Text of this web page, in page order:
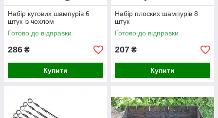
Набір кутових шампурів 6
штук із чохлом
Готово до відправки
286 ₴
Купити
Набір плоских шампурів 8
штук
Готово до відправки
207 ₴
Купити